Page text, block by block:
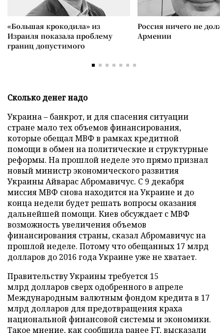
«Большая крокодила» из
Израиля показала проблему
границ допустимого
Россия ничего не
Армении
Сколько денег надо
Украина – банкрот, и для спасения ситуации
стране мало тех объемов финансирования,
которые обещал МВФ в рамках кредитной
помощи в обмен на политические и структурные
реформы. На прошлой неделе это прямо признал
новый министр экономического развития
Украины Айварас Абромавичус. С 9 декабря
миссия МВФ снова находится на Украине и до
конца недели будет решать вопросы оказания
дальнейшей помощи. Киев обсуждает с МВФ
возможность увеличения объемов
финансирования страны, сказал Абромавичус на
прошлой неделе. Потому что обещанных 17 млрд
долларов до 2016 года Украине уже не хватает.
Правительству Украины требуется 15
млрд долларов сверх одобренного в апреле
Международным валютным фондом кредита в 17
млрд долларов для предотвращения краха
национальной финансовой системы и экономики.
Такое мнение, как сообщила ранее FT, высказали